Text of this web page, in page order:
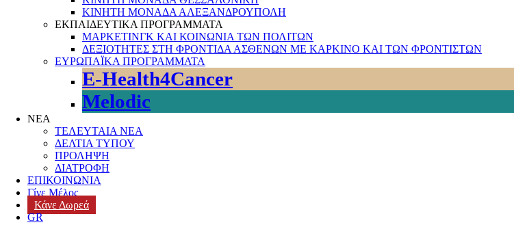
ΚΙΝΗΤΗ ΜΟΝΑΔΑ ΑΛΕΞΑΝΔΡΟΥΠΟΛΗ
ΕΚΠΑΙΔΕΥΤΙΚΑ ΠΡΟΓΡΑΜΜΑΤΑ
ΜΑΡΚΕΤΙΝΓΚ ΚΑΙ ΚΟΙΝΩΝΙΑ ΤΩΝ ΠΟΛΙΤΩΝ
ΔΕΞΙΟΤΗΤΕΣ ΣΤΗ ΦΡΟΝΤΙΔΑ ΑΣΘΕΝΩΝ ΜΕ ΚΑΡΚΙΝΟ ΚΑΙ ΤΩΝ ΦΡΟΝΤΙΣΤΩΝ
ΕΥΡΩΠΑΪΚΑ ΠΡΟΓΡΑΜΜΑΤΑ
E-Health4Cancer
Melodic
ΝΕΑ
ΤΕΛΕΥΤΑΙΑ ΝΕΑ
ΔΕΛΤΙΑ ΤΥΠΟΥ
ΠΡΟΛΗΨΗ
ΔΙΑΤΡΟΦΗ
ΕΠΙΚΟΙΝΩΝΙΑ
Γίνε Μέλος
Κάνε Δωρεά
GR
Σε διαβούλευση το νομοσχέδιο για την ανακουφιστική φροντίδα
Posted on 6 Δεκεμβρίου, 2022Authork3-editorCategoriesΑΝΑΚΟΥΦΙΣΤΙΚΗ ΦΡΟΝΤΙΔΑ,ΓΕΝΙΚΑ,
ΠΟΙΟΤΗΤΑ ΖΩΗΣ,ΠΡΟΓΡΑΜΜΑ ΥΠΟΣΤΗΡΙΞΗΣ
Σε διαβούλευση τέθηκε από τον υπουργό Υγείας το
-19 και την προστασία της δημόσιας υγείας και λοιπές διατάξεις»
χρόνια εξελικτική ασθένεια
Για πρώτη φορά στη χώρα μας θεσπίζεται
τονίζεται σε ανακοίνωση του Υπουργείου Υγείας. Σε δημόσια διαβούλευση καλείται
διατάξεων του ανωτέρω νομοθετήματος. Η διαβούλευση θα διαρκέσει